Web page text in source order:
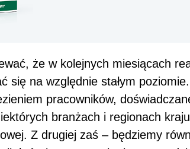
że w kolejnych miesiącach
się na względnie stałym
pracowników,
branżach i regionach
Z drugiej zaś – będziemy